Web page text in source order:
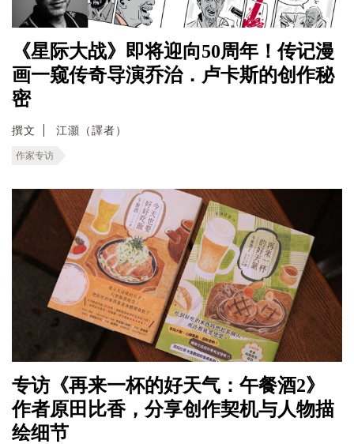
《星际大战》即将迎向50周年！传记漫
画一窥传奇导演乔治．卢卡斯的创作秘
密
撰文 江灝（譯者）
作家专访
专访《再来一杯的好天气：午餐酒2》
作者原田比香，分享创作契机与人物描
绘细节